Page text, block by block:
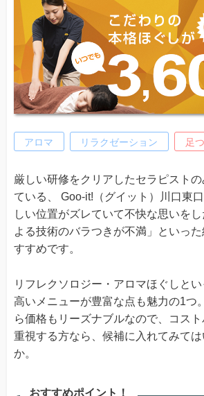
アロマ リラクゼーション 足
厳しい研修をクリアしたセラピスト
ている、 Goo-it!（グイット）川口東
しい位置がズレていて不快な思いを
よる技術のバラつきが不満」といっ
すすめです。
リフレクソロジー・アロマほぐしと
高いメニューが豊富な点も魅力の1つ
ら価格もリーズナブルなので、コス
重視する方なら、候補に入れてみては
か。
おすすめポイント！